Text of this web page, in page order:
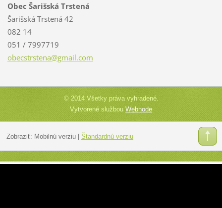
Obec Šarišská Trstená
Šarišská Trstená 42
082 14
051 / 7997719
obecstrstena@gmail.com
© 2014 Všetky práva vyhradené.
Vytvorené službouWebnode
Zobraziť: Mobilnú verziu| Štandardnú verziu